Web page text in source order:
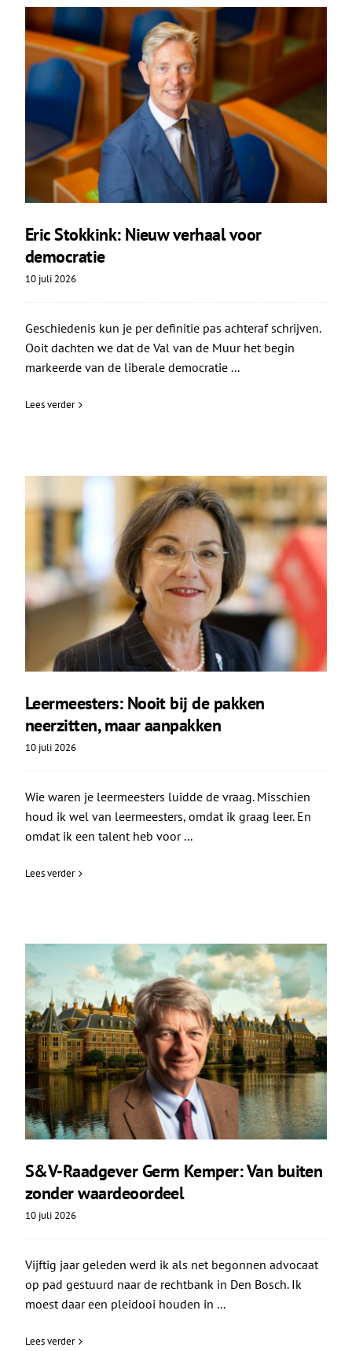
Eric Stokkink: Nieuw verhaal voor
democratie
10 juli 2026
Geschiedenis kun je per definitie pas achteraf schrijven.
Ooit dachten we dat de Val van de Muur het begin
markeerde van de liberale democratie ...
Lees verder
Leermeesters: Nooit bij de pakken
neerzitten, maar aanpakken
10 juli 2026
Wie waren je leermeesters luidde de vraag. Misschien
houd ik wel van leermeesters, omdat ik graag leer. En
omdat ik een talent heb voor ...
Lees verder
S&V-Raadgever Germ Kemper: Van buiten
zonder waardeoordeel
10 juli 2026
Vijftig jaar geleden werd ik als net begonnen advocaat
op pad gestuurd naar de rechtbank in Den Bosch. Ik
moest daar een pleidooi houden in ...
Lees verder